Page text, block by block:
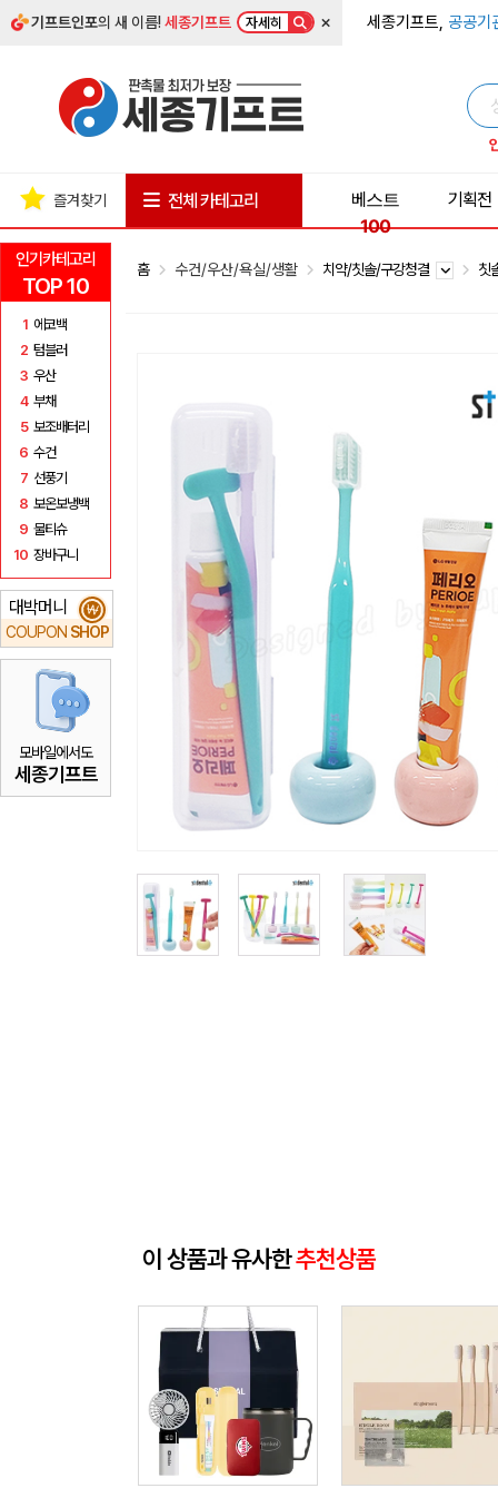
기프트인포의 새 이름!세종기프트 자세히 × 세종기프트, 공공기
인기카테고리
TOP 10
1 에코백
2 텀블러
3 우산
4 부채
5 보조배터리
6 수건
7 선풍기
8 보온보냉백
9 물티슈
10 장바구니
대박머니
COUPON SHOP
₩
모바일에서도
세종기프트
즐겨찾기 전체 카테고리
베스트
100
기획전
홈 수건/우산/욕실/생활 치약/칫솔/구강청결 칫
이 상품과 유사한추천상품